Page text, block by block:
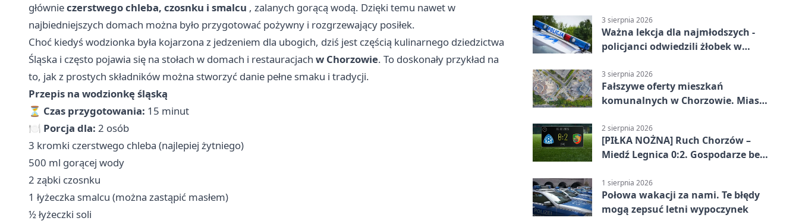
głównieczerstwego chleba, czosnku i smalcu , zalanych gorącą wodą. Dzięki temu nawet w
najbiedniejszych domach można było przygotować pożywny i rozgrzewający posiłek.
Choć kiedyś wodzionka była kojarzona z jedzeniem dla ubogich, dziś jest częścią kulinarnego dziedzictwa
Śląska i często pojawia się na stołach w domach i restauracjach w Chorzowie. To doskonały przykład na
to, jak z prostych składników można stworzyć danie pełne smaku i tradycji.
Przepis na wodzionkę śląską
⏳ Czas przygotowania: 15 minut
🍽 Porcja dla: 2 osób
3 kromki czerstwego chleba (najlepiej żytniego)
500 ml gorącej wody
2 ząbki czosnku
1 łyżeczka smalcu (można zastąpić masłem)
½ łyżeczki soli
3 sierpnia 2026
Ważna lekcja dla najmłodszych -
policjanci odwiedzili żłobek w
3 sierpnia 2026
Fałszywe oferty mieszkań
komunalnych w Chorzowie. Miasto
2 sierpnia 2026
[PIŁKA NOŻNA] Ruch Chorzów –
Miedź Legnica 0:2. Gospodarze bez
1 sierpnia 2026
Połowa wakacji za nami. Te błędy
mogą zepsuć letni wypoczynek